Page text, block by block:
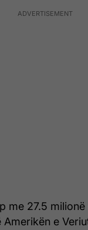
me 27.5
Amerikën e